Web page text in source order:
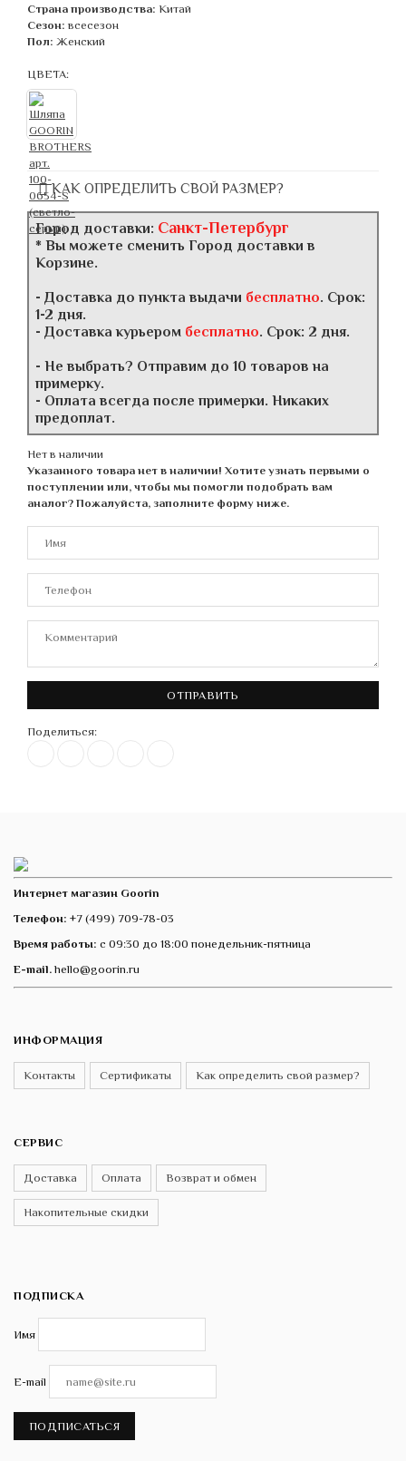
Страна производства: Китай
Сезон: всесезон
Пол: Женский
ЦВЕТА:
КАК ОПРЕДЕЛИТЬ СВОЙ РАЗМЕР?
Город доставки: Санкт-Петербург
* Вы можете сменить Город доставки в
Корзине.
- Доставка до пункта выдачи бесплатно. Срок:
1-2 дня.
- Доставка курьером бесплатно. Срок: 2 дня.
- Не выбрать? Отправим до 10 товаров на
примерку.
- Оплата всегда после примерки. Никаких
предоплат.
Нет в наличии
Указанного товара нет в наличии! Хотите узнать первыми о
поступлении или, чтобы мы помогли подобрать вам
аналог? Пожалуйста, заполните форму ниже.
ОТПРАВИТЬ
Поделиться:
Интернет магазин Goorin
Телефон: +7 (499) 709-78-03
Время работы: с 09:30 до 18:00 понедельник-пятница
E-mail. hello@goorin.ru
ИНФОРМАЦИЯ
Контакты Сертификаты Как определить свой размер?
СЕРВИС
Доставка Оплата Возврат и обмен
Накопительные скидки
ПОДПИСКА
Имя
E-mail
ПОДПИСАТЬСЯ